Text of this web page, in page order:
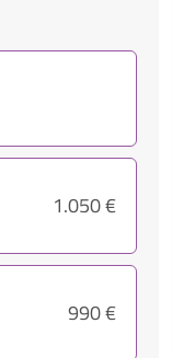
1.050 €
990 €